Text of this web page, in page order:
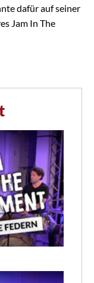
dafür auf seiner
Jam In The